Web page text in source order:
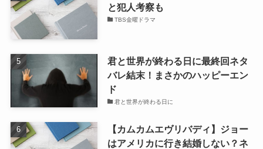
と犯人考察も
TBS金曜ドラマ
君と世界が終わる日に最終回ネタ
バレ結末！まさかのハッピーエン
ド
君と世界が終わる日に
【カムカムエヴリバディ】ジョー
はアメリカに行き結婚しない？ネ